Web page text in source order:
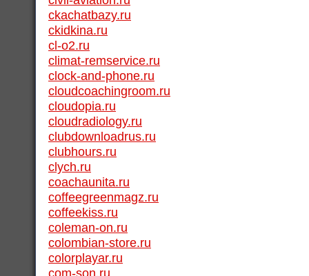
ckachatbazy.ru
ckidkina.ru
cl-o2.ru
climat-remservice.ru
clock-and-phone.ru
cloudcoachingroom.ru
cloudopia.ru
cloudradiology.ru
clubdownloadrus.ru
clubhours.ru
clych.ru
coachaunita.ru
coffeegreenmagz.ru
coffeekiss.ru
coleman-on.ru
colombian-store.ru
colorplayar.ru
com-son.ru